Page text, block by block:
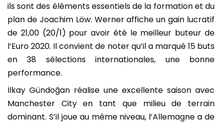
ils sont des éléments essentiels de la formation et du
plan de Joachim Löw. Werner affiche un gain lucratif
de 21,00 (20/1) pour avoir été le meilleur buteur de
l’Euro 2020. Il convient de noter qu’il a marqué 15 buts
en 38 sélections internationales, une bonne
performance.
İlkay Gündoğan réalise une excellente saison avec
Manchester City en tant que milieu de terrain
dominant. S’il joue au même niveau, l’Allemagne a de